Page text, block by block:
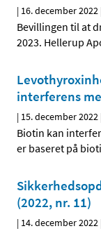
| 16. december 2022
Bevillingen til at
2023. Hellerup
interferens
| 15. december 2022
Biotin kan
er baseret på
(2022, nr. 11)
| 14. december 2022